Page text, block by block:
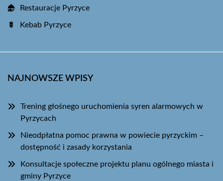
Restauracje Pyrzyce
Kebab Pyrzyce
NAJNOWSZE WPISY
Trening głośnego uruchomienia syren alarmowych w
Pyrzycach
Nieodpłatna pomoc prawna w powiecie pyrzyckim –
dostępność i zasady korzystania
Konsultacje społeczne projektu planu ogólnego miasta i
gminy Pyrzyce